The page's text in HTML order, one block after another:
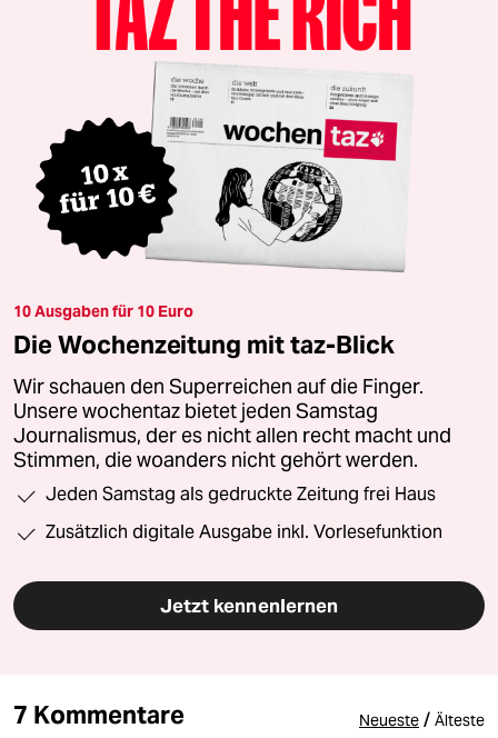
10 Ausgaben für 10 Euro
Die Wochenzeitung mit taz-Blick
Wir schauen den Superreichen auf die Finger.
Unsere wochentaz bietet jeden Samstag
Journalismus, der es nicht allen recht macht und
Stimmen, die woanders nicht gehört werden.
Jeden Samstag als gedruckte Zeitung frei Haus
Zusätzlich digitale Ausgabe inkl. Vorlesefunktion
Jetzt kennenlernen
7 Kommentare Neueste / Älteste